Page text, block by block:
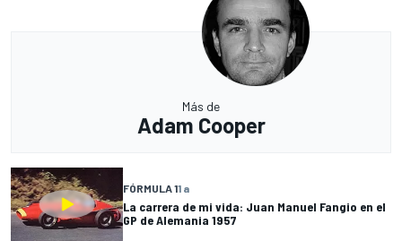
Más de
Adam Cooper
FÓRMULA 11 a
La carrera de mi vida: Juan Manuel Fangio en el
GP de Alemania 1957